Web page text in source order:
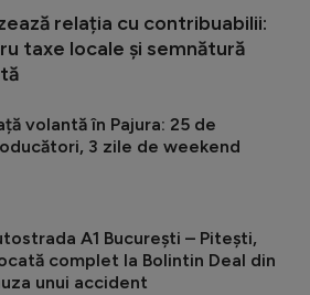
relația cu contribuabilii:
taxe locale și semnătură
volantă în Pajura: 25 de
3 zile de weekend
A1 București – Pitești,
complet la Bolintin Deal din
unui accident